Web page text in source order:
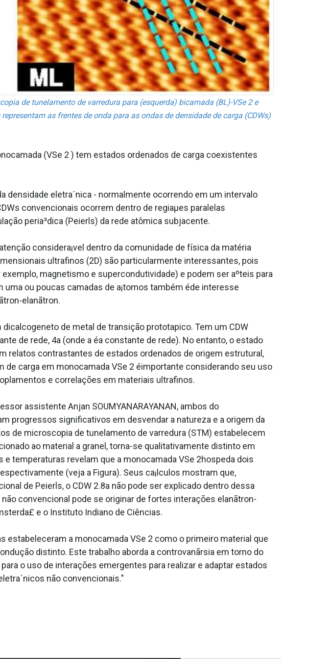
de tunelamento de varredura para (esquerda) bicamada (BL)-VSe 2 e
as frentes de onda para as ondas de densidade de carga (CDWs)
(VSe 2 ) tem estados ordenados de carga coexistentes
densidade eletra´nica - normalmente ocorrendo em um intervalo
convencionais ocorrem dentro de regiaµes paralelas
peria³dica (Peierls) da rede atômica subjacente.
considera¡vel dentro da comunidade de física da matéria
ultrafinos (2D) são particularmente interessantes, pois
magnetismo e supercondutividade) e podem ser aºteis para
ou poucas camadas de a¡tomos também éde interesse
elanãtron.
de metal de transição protota­pico. Tem um CDW
de rede, 4a (onde a éa constante de rede). No entanto, o estado
relatos contrastantes de estados ordenados de origem estrutural,
de carga em monocamada VSe 2 éimportante considerando seu uso
e correlações em materiais ultrafinos.
assistente Anjan SOUMYANARAYANAN, ambos do
progressos significativos em desvendar a natureza e a origem da
de microscopia de tunelamento de varredura (STM) estabelecem
ao material a granel, torna-se qualitativamente distinto em
temperaturas revelam que a monocamada VSe 2hospeda dois
(veja a Figura). Seus ca¡lculos mostram que,
de Peierls, o CDW 2.8a não pode ser explicado dentro dessa
convencional pode se originar de fortes interações elanãtron-
e o Instituto Indiano de Ciências.
a monocamada VSe 2 como o primeiro material que
distinto. Este trabalho aborda a controvanãrsia em torno do
o uso de interações emergentes para realizar e adaptar estados
não convencionais."